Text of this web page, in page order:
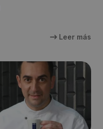
Leer más